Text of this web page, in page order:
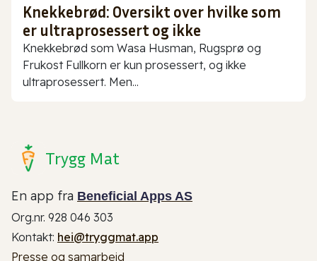
Knekkebrød: Oversikt over hvilke som
er ultraprosessert og ikke
Knekkebrød som Wasa Husman, Rugsprø og
Frukost Fullkorn er kun prosessert, og ikke
ultraprosessert. Men...
Trygg Mat
En app fra Beneficial Apps AS
Org.nr. 928 046 303
Kontakt: hei@tryggmat.app
Presse og samarbeid